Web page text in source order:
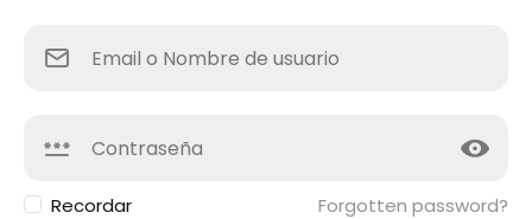
Recordar Forgotten password?